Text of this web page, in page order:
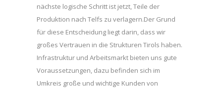
nächste logische Schritt ist jetzt, Teile der
Produktion nach Telfs zu verlagern.Der Grund
für diese Entscheidung liegt darin, dass wir
großes Vertrauen in die Strukturen Tirols haben.
Infrastruktur und Arbeitsmarkt bieten uns gute
Voraussetzungen, dazu befinden sich im
Umkreis große und wichtige Kunden von